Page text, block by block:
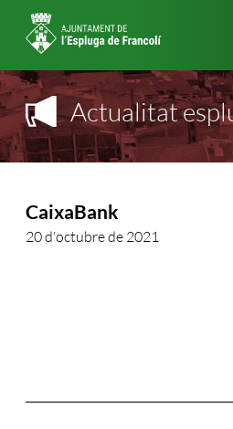
Actualitat
CaixaBank
20 d'octubre de 2021
Cercador